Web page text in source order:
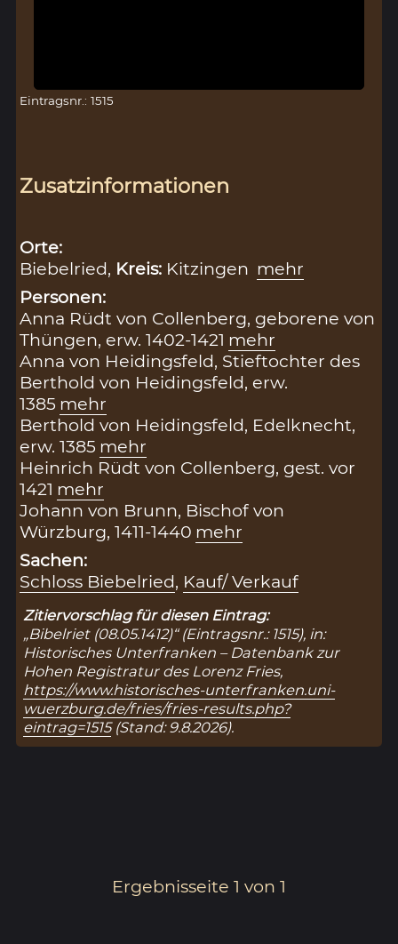
Eintragsnr.: 1515
Zusatzinformationen
Orte:
Biebelried, Kreis: Kitzingen mehr
Personen:
Anna Rüdt von Collenberg, geborene von
Thüngen, erw. 1402-1421 mehr
Anna von Heidingsfeld, Stieftochter des
Berthold von Heidingsfeld, erw.
1385 mehr
Berthold von Heidingsfeld, Edelknecht,
erw. 1385 mehr
Heinrich Rüdt von Collenberg, gest. vor
1421 mehr
Johann von Brunn, Bischof von
Würzburg, 1411-1440 mehr
Sachen:
Schloss Biebelried, Kauf/ Verkauf
Zitiervorschlag für diesen Eintrag:
„Bibelriet (08.05.1412)“ (Eintragsnr.: 1515), in:
Historisches Unterfranken – Datenbank zur
Hohen Registratur des Lorenz Fries,
https://www.historisches-unterfranken.uni-
wuerzburg.de/fries/fries-results.php?
eintrag=1515(Stand: 9.8.2026).
Ergebnisseite 1 von 1